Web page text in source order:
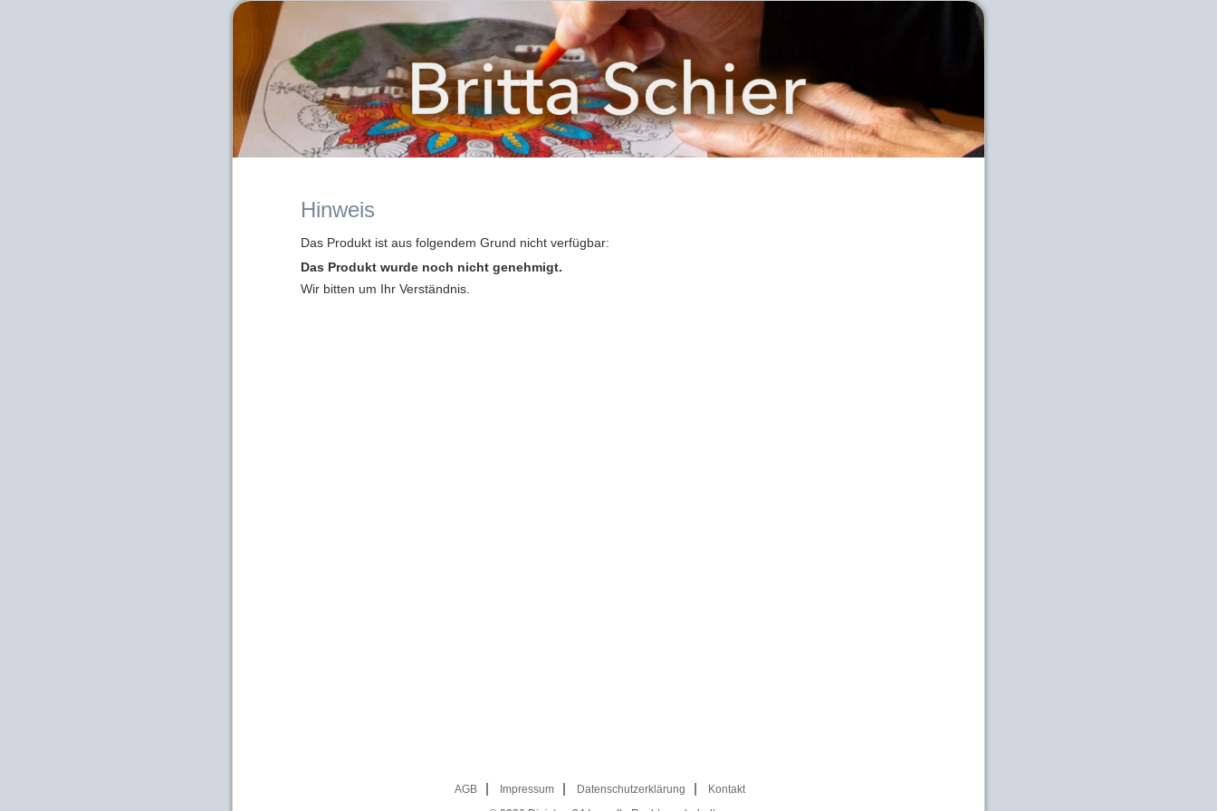
Hinweis
Das Produkt ist aus folgendem Grund nicht verfügbar:
Das Produkt wurde noch nicht genehmigt.
Wir bitten um Ihr Verständnis.
AGB Impressum Datenschutzerklärung
Kontakt